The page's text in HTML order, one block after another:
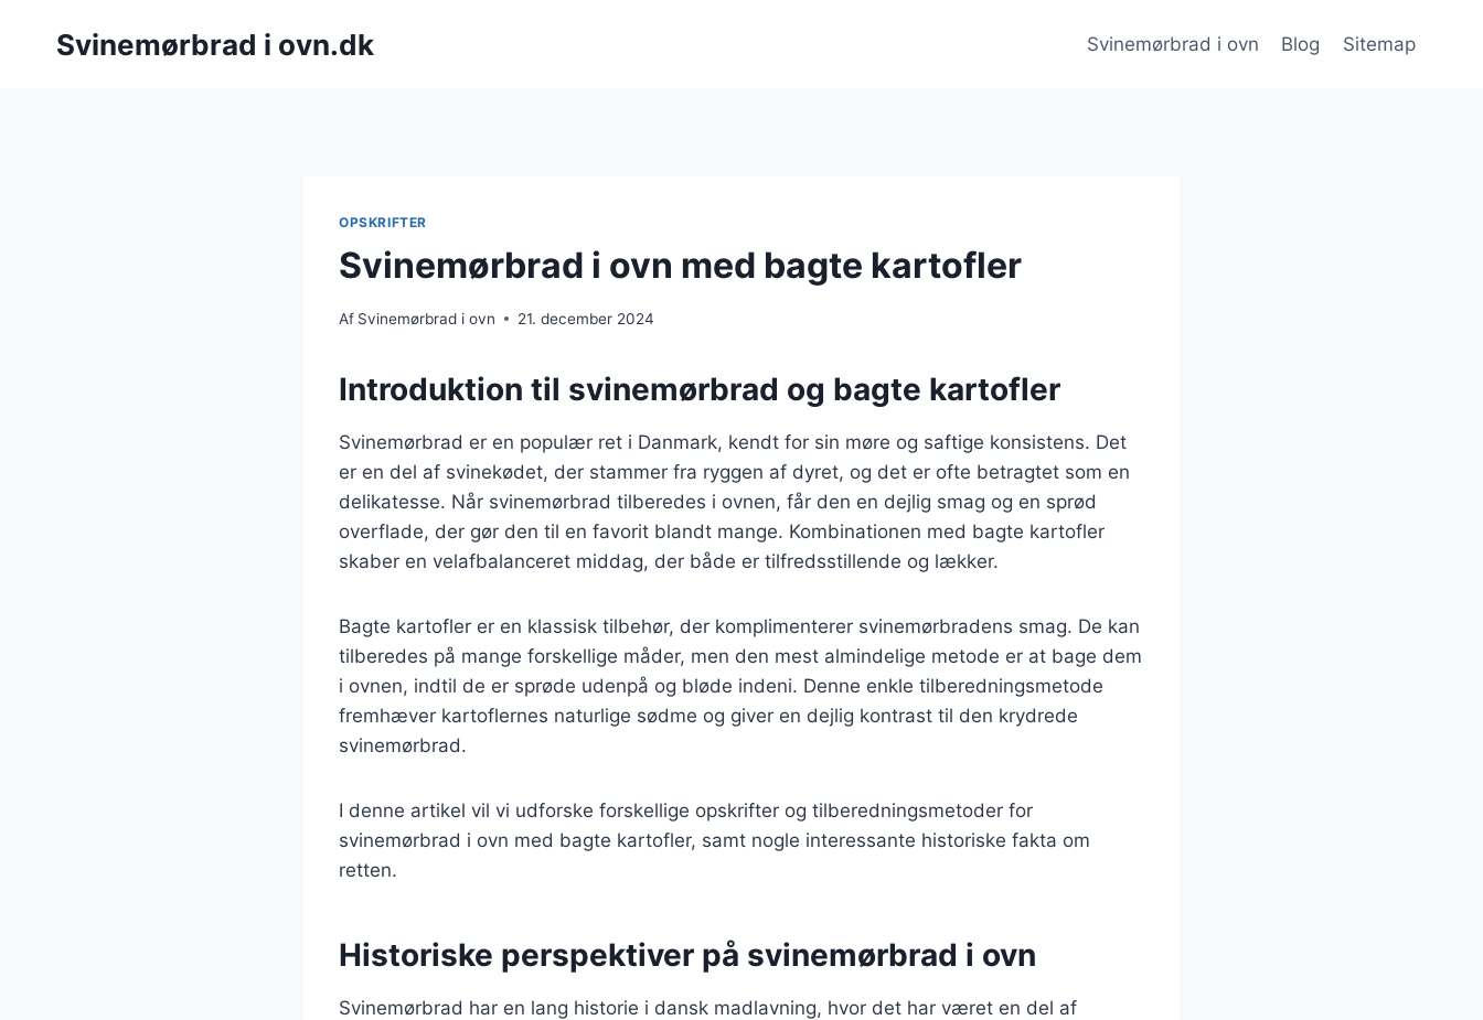
Svinemørbrad i ovn.dk Svinemørbrad i ovn Blog Sitemap
OPSKRIFTER
Svinemørbrad i ovn med bagte kartofler
Af Svinemørbrad i ovn 21. december 2024
Introduktion til svinemørbrad og bagte kartofler
Svinemørbrad er en populær ret i Danmark, kendt for sin møre og saftige konsistens. Det
er en del af svinekødet, der stammer fra ryggen af dyret, og det er ofte betragtet som en
delikatesse. Når svinemørbrad tilberedes i ovnen, får den en dejlig smag og en sprød
overflade, der gør den til en favorit blandt mange. Kombinationen med bagte kartofler
skaber en velafbalanceret middag, der både er tilfredsstillende og lækker.
Bagte kartofler er en klassisk tilbehør, der komplimenterer svinemørbradens smag. De kan
tilberedes på mange forskellige måder, men den mest almindelige metode er at bage dem
i ovnen, indtil de er sprøde udenpå og bløde indeni. Denne enkle tilberedningsmetode
fremhæver kartoflernes naturlige sødme og giver en dejlig kontrast til den krydrede
svinemørbrad.
I denne artikel vil vi udforske forskellige opskrifter og tilberedningsmetoder for
svinemørbrad i ovn med bagte kartofler, samt nogle interessante historiske fakta om
retten.
Historiske perspektiver på svinemørbrad i ovn
Svinemørbrad har en lang historie i dansk madlavning, hvor det har været en del af